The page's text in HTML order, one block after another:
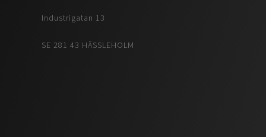
Industrigatan 13
SE 281 43 HÄSSLEHOLM